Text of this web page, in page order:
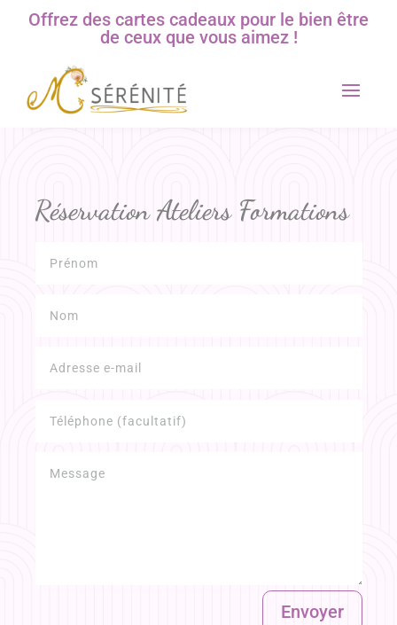
Offrez des cartes cadeaux pour le bien être
de ceux que vous aimez !
Réservation Ateliers Formations
Envoyer